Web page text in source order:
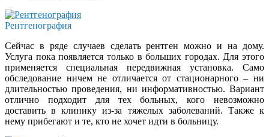
Рентгенография
Сейчас в ряде случаев сделать рентген можно и на дому.
Услуга пока появляется только в больших городах. Для этого
применяется специальная передвижная установка. Само
обследование ничем не отличается от стационарного – ни
длительностью проведения, ни информативностью. Вариант
отлично подходит для тех больных, кого невозможно
доставить в клинику из-за тяжелых заболеваний. Также к
нему прибегают и те, кто не хочет идти в больницу.